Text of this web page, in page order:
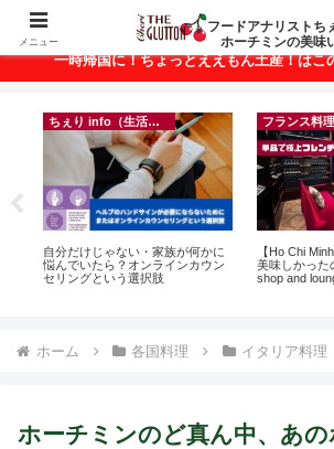
ベトナム・ホーチミンの美味いもん
一時帰国に！ちょっとええもん土産！はこ
ちぇり info（生活情報）
自分だけじゃない・家族が何かに
悩んでいたら？オンラインカウン
セリングという選択肢
フランス料理
【Ho Chi
美味しかった
shop and
ホーム 各国料理 イタリア料理
ホーチミンのど真ん中、あ
メニュー
フードアナリストち
ホーチミンの美味